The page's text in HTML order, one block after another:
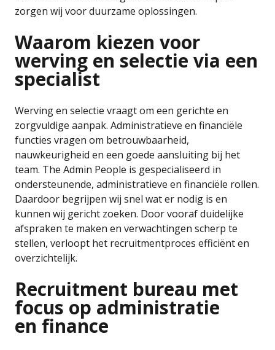
zorgen wij voor duurzame oplossingen.
Waarom kiezen voor
werving en selectie via een
specialist
Werving en selectie vraagt om een gerichte en
zorgvuldige aanpak. Administratieve en financiële
functies vragen om betrouwbaarheid,
nauwkeurigheid en een goede aansluiting bij het
team. The Admin People is gespecialiseerd in
ondersteunende, administratieve en financiële rollen.
Daardoor begrijpen wij snel wat er nodig is en
kunnen wij gericht zoeken. Door vooraf duidelijke
afspraken te maken en verwachtingen scherp te
stellen, verloopt het recruitmentproces efficiënt en
overzichtelijk.
Recruitment bureau met
focus op administratie
en finance